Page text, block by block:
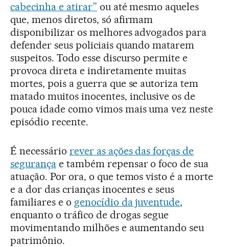
cabecinha e atirar” ou até mesmo aqueles
que, menos diretos, só afirmam
disponibilizar os melhores advogados para
defender seus policiais quando matarem
suspeitos. Todo esse discurso permite e
provoca direta e indiretamente muitas
mortes, pois a guerra que se autoriza tem
matado muitos inocentes, inclusive os de
pouca idade como vimos mais uma vez neste
episódio recente.
É necessário rever as ações das forças de
segurançae também repensar o foco de sua
atuação. Por ora, o que temos visto é a morte
e a dor das crianças inocentes e seus
familiares e o genocídio da juventude,
enquanto o tráfico de drogas segue
movimentando milhões e aumentando seu
patrimônio.